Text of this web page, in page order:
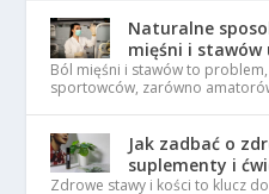
Naturalne
mięśni i stawów
Ból mięśni i stawów to
sportowców, zarówno
Jak zadbać o
suplementy i
Zdrowe stawy i kości to klucz